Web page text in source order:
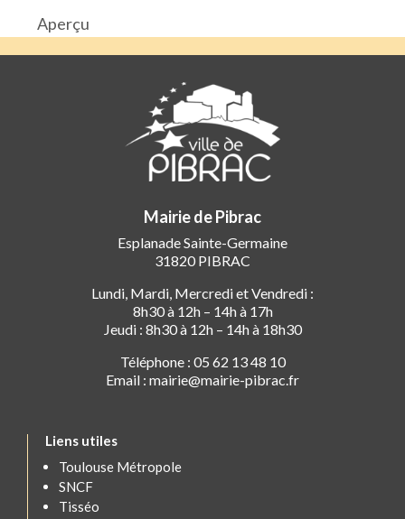
Aperçu
Mairie de Pibrac
Esplanade Sainte-Germaine
31820 PIBRAC
Lundi, Mardi, Mercredi et Vendredi :
8h30 à 12h – 14h à 17h
Jeudi : 8h30 à 12h – 14h à 18h30
Téléphone : 05 62 13 48 10
Email : mairie@mairie-pibrac.fr
Liens utiles
Toulouse Métropole
SNCF
Tisséo